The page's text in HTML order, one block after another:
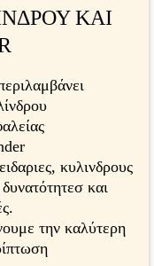
ΚΑΙ
κυλινδρους
και
την καλύτερη